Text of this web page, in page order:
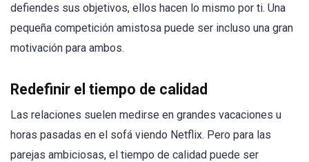
defiendes sus objetivos, ellos hacen lo mismo por ti. Una
pequeña competición amistosa puede ser incluso una gran
motivación para ambos.
Redefinir el tiempo de calidad
Las relaciones suelen medirse en grandes vacaciones u
horas pasadas en el sofá viendo Netflix. Pero para las
parejas ambiciosas, el tiempo de calidad puede ser